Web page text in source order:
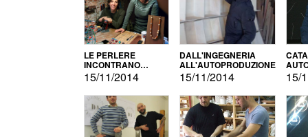
LE PERLERE
INCONTRANO
L'AUTOPRODUZIONE
15/11/2014
DALL'INGEGNERIA
ALL'AUTOPRODUZIONE
15/11/2014 15/